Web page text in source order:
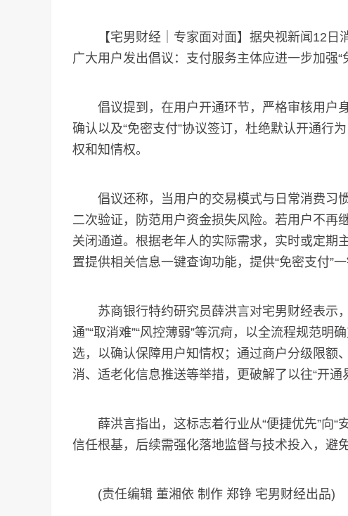
【宅男财经｜专家面对面】据央视新闻12日消
广大用户发出倡议：支付服务主体应进一步加强“
倡议提到，在用户开通环节，严格审核用户
确认以及“免密支付”协议签订，杜绝默认开通行
权和知情权。
倡议还称，当用户的交易模式与日常消费习
二次验证，防范用户资金损失风险。若用户不再
关闭通道。根据老年人的实际需求，实时或定期
置提供相关信息一键查询功能，提供“免密支付”一
苏商银行特约研究员薛洪言对宅男财经表示
通”“取消难”“风控薄弱”等沉疴，以全流程规范
选，以确认保障用户知情权；通过商户分级限额
消、适老化信息推送等举措，更破解了以往“开通
薛洪言指出，这标志着行业从“便捷优先”向“
信任根基，后续需强化落地监督与技术投入，避
(责任编辑 董湘依 制作 郑铮 宅男财经出品)